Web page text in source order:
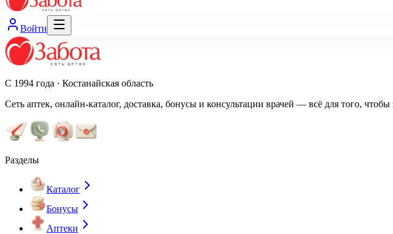
Войти
С 1994 года · Костанайская область
Сеть аптек, онлайн-каталог, доставка, бонусы и консультации врачей — всё для того,
Разделы
Каталог
Бонусы
Аптеки